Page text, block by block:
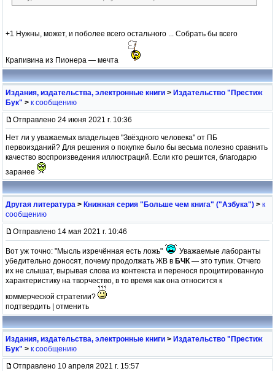
+1 Нужны, может, и поболее всего остального ... Собрать бы всего
Крапивина из Пионера — мечта
Издания, издательства, электронные книги > Издательство "Престиж
Бук" > к сообщению
Отправлено 24 июня 2021 г. 10:36
Нет ли у уважаемых владельцев "Звёздного человека" от ПБ
первоизданий? Для решения о покупке было бы весьма полезно сравнить
качество воспроизведения иллюстраций. Если кто решится, благодарю
заранее
Другая литература > Книжная серия "Больше чем книга" ("Азбука") > к
сообщению
Отправлено 14 мая 2021 г. 10:46
Вот уж точно: "Мысль изречённая есть ложь"
Уважаемые лаборанты
убедительно доносят, почему продолжать ЖВ в БЧК— это тупик. Отчего
их не слышат, вырывая слова из контекста и перенося процитированную
характеристику на творчество, в то время как она относится к
коммерческой стратегии?
подтвердить | отменить
Издания, издательства, электронные книги > Издательство "Престиж
Бук" > к сообщению
Отправлено 10 апреля 2021 г. 15:57